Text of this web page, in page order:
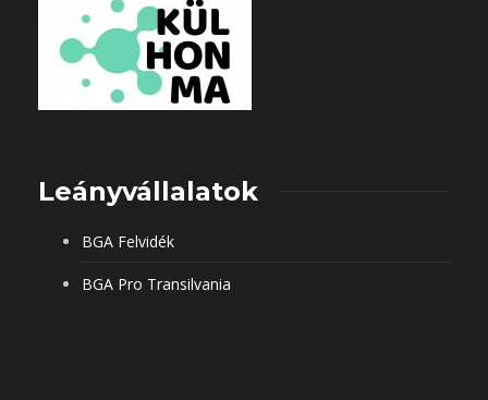
Leányvállalatok
BGA Felvidék
BGA Pro Transilvania